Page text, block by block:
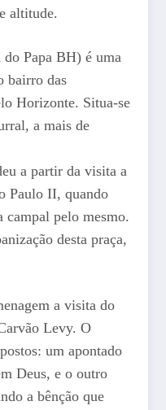
altitude.
Papa BH) é uma
bairro das
Horizonte. Situa-se
a mais de
a partir da visita a
Paulo II, quando
campal pelo mesmo.
desta praça,
a visita do
Levy. O
um apontado
Deus, e o outro
a bênção que